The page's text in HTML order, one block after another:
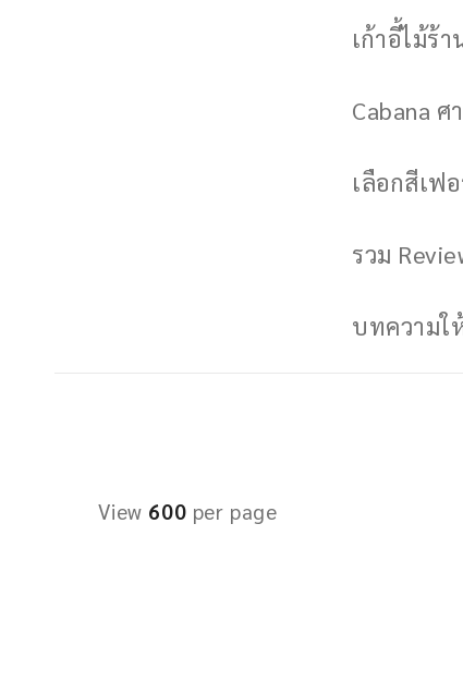
เก้าอี้ไม้ร้
Cabana
เลือกสีเฟ
รวม
บทความใ
View 600 per page